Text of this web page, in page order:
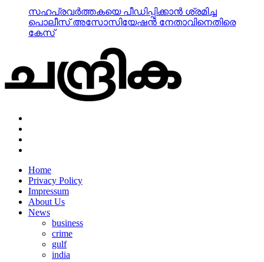
സഹപ്രവര്‍ത്തകയെ പീഡിപ്പിക്കാന്‍ ശ്രമിച്ച
പൊലീസ് അസോസിയേഷന്‍ നേതാവിനെതിരെ
കേസ്
Home
Privacy Policy
Impressum
About Us
News
business
crime
gulf
india